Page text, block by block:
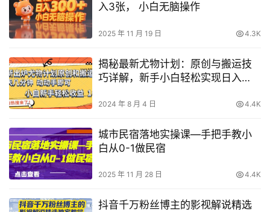
入3张， 小白无脑操作
2025 年 11 月 19 日 4.3K
揭秘最新尤物计划：原创与搬运技
巧详解，新手小白轻松实现日入
2024 年 8 月 4 日 4.4K
城市民宿落地实操课—手把手教小
白从0-1做民宿
2025 年 11 月 28 日 4.4K
抖音千万粉丝博主的影视解说精选